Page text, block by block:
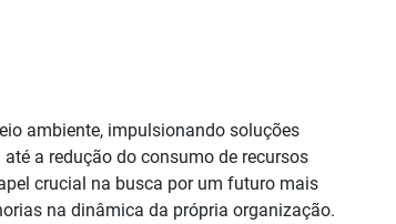
ambiente, impulsionando soluções
a redução do consumo de recursos
crucial na busca por um futuro mais
na dinâmica da própria organização.